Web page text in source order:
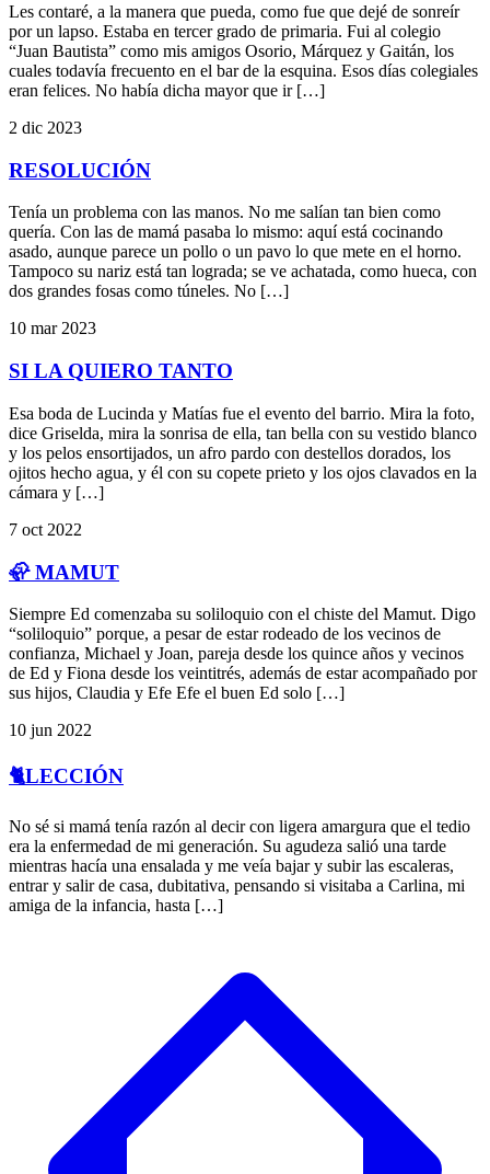
Les contaré, a la manera que pueda, como fue que dejé de sonreír
por un lapso. Estaba en tercer grado de primaria. Fui al colegio
“Juan Bautista” como mis amigos Osorio, Márquez y Gaitán, los
cuales todavía frecuento en el bar de la esquina. Esos días colegiales
eran felices. No había dicha mayor que ir […]
2 dic 2023
RESOLUCIÓN
Tenía un problema con las manos. No me salían tan bien como
quería. Con las de mamá pasaba lo mismo: aquí está cocinando
asado, aunque parece un pollo o un pavo lo que mete en el horno.
Tampoco su nariz está tan lograda; se ve achatada, como hueca, con
dos grandes fosas como túneles. No […]
10 mar 2023
SI LA QUIERO TANTO
Esa boda de Lucinda y Matías fue el evento del barrio. Mira la foto,
dice Griselda, mira la sonrisa de ella, tan bella con su vestido blanco
y los pelos ensortijados, un afro pardo con destellos dorados, los
ojitos hecho agua, y él con su copete prieto y los ojos clavados en la
cámara y […]
7 oct 2022
🦣 MAMUT
Siempre Ed comenzaba su soliloquio con el chiste del Mamut. Digo
“soliloquio” porque, a pesar de estar rodeado de los vecinos de
confianza, Michael y Joan, pareja desde los quince años y vecinos
de Ed y Fiona desde los veintitrés, además de estar acompañado por
sus hijos, Claudia y Efe Efe el buen Ed solo […]
10 jun 2022
🐈LECCIÓN
No sé si mamá tenía razón al decir con ligera amargura que el tedio
era la enfermedad de mi generación. Su agudeza salió una tarde
mientras hacía una ensalada y me veía bajar y subir las escaleras,
entrar y salir de casa, dubitativa, pensando si visitaba a Carlina, mi
amiga de la infancia, hasta […]